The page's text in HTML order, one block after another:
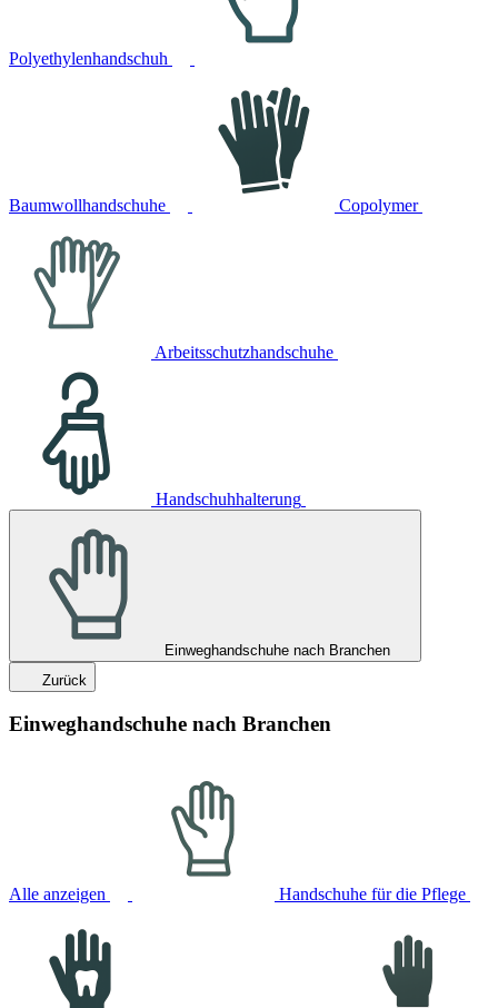
Polyethylenhandschuh
Baumwollhandschuhe Copolymer
Arbeitsschutzhandschuhe
Handschuhhalterung
Einweghandschuhe nach Branchen
Zurück
Einweghandschuhe nach Branchen
Alle anzeigen Handschuhe für die Pflege